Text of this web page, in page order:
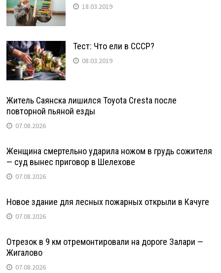
18.03.2019
Тест: Что ели в СССР?
08.03.2019
Житель Саянска лишился Toyota Cresta после
повторной пьяной езды
07.08.2026
Женщина смертельно ударила ножом в грудь сожителя
— суд вынес приговор в Шелехове
07.08.2026
Новое здание для лесных пожарных открыли в Качуге
07.08.2026
Отрезок в 9 км отремонтировали на дороге Залари —
Жигалово
07.08.2026